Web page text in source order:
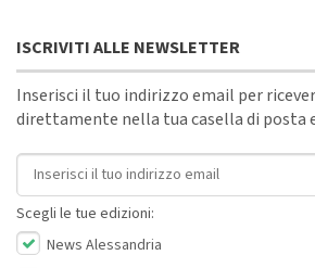
ISCRIVITI ALLE NEWSLETTER
Inserisci il tuo indirizzo email per
direttamente nella tua casella di posta
Indirizzo email
Scegli le tue edizioni:
News Alessandria